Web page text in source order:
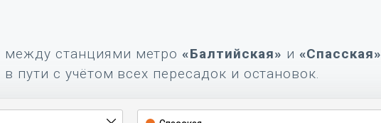
станциями метро«Балтийская» и «Спасская»
пути с учётом всех пересадок и остановок.